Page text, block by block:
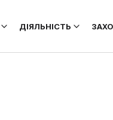
ДІЯЛЬНІСТЬ